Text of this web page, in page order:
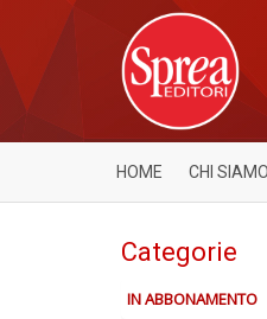
HOME CHI SIAMO
Categorie
IN ABBONAMENTO